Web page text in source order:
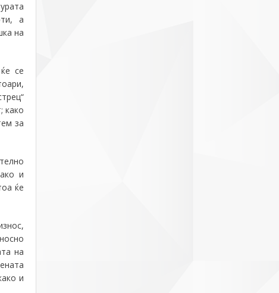
а
на
се
како
за
и
ќе
на
и